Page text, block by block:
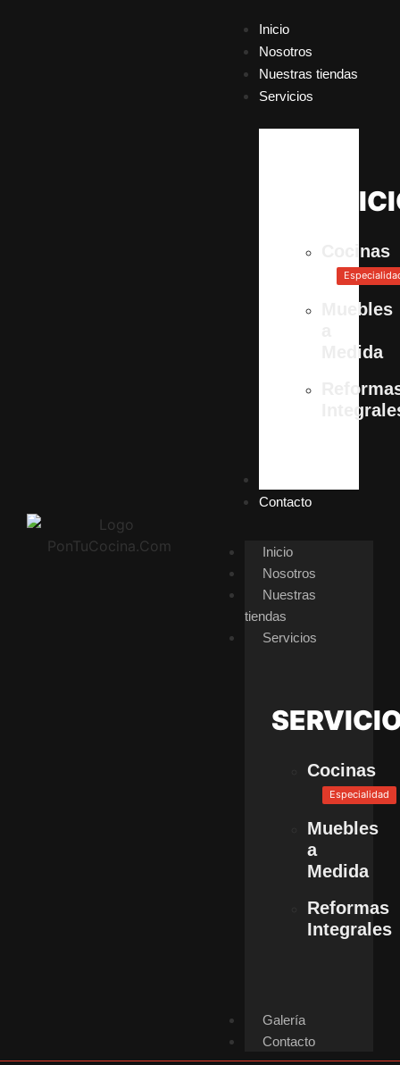
Inicio
Nosotros
Nuestras tiendas
Servicios
Cocinas
Muebles
Medida
Contacto
Inicio
Nosotros
Nuestras
tiendas
Servicios
Cocinas
Especialidad
Muebles
a
Medida
Reformas
Integrales
Galería
Contacto